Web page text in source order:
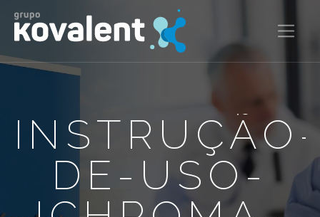
DE-USO-